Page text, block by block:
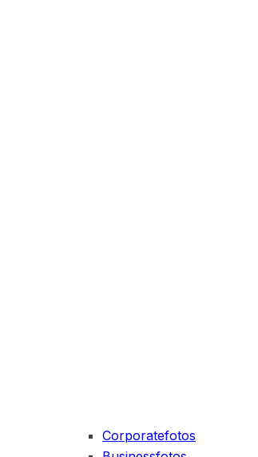
Corporatefotos